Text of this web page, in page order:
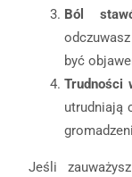
Ból
być
Trudności
utrudniają
Jeśli